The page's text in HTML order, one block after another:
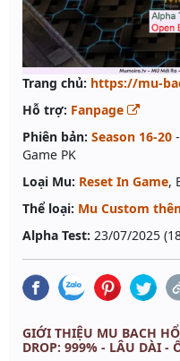
Trang chủ: https://mu-
Hỗ trợ: Fanpage
Phiên bản: Season 16-20 -
Game PK
Loại Mu: Reset In Game,
Thể loại: Mu Custom
Alpha Test: 23/07/2025
GIỚI THIỆU MU BACH
DROP: 999% - LÂU DÀI